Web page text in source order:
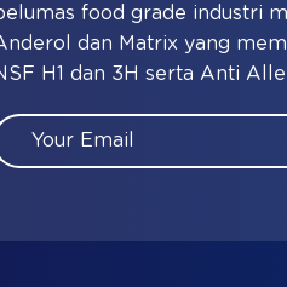
food grade industri
dan Matrix yang
H1 dan 3H serta Anti